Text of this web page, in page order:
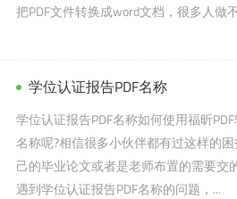
把PDF文件转换成word文档，很多人做
学位认证报告PDF名称
学位认证报告PDF名称如何使用福昕
名称呢?相信很多小伙伴都有过这样的
己的毕业论文或者是老师布置的需要交
遇到学位认证报告PDF名称的问题，...